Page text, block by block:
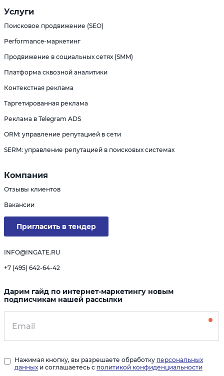
Услуги
Поисковое продвижение (SEO)
Performance-маркетинг
Продвижение в социальных сетях (SMM)
Платформа сквозной аналитики
Контекстная реклама
Таргетированная реклама
Реклама в Telegram ADS
ORM: управление репутацией в сети
SERM: управление репутацией в поисковых системах
Компания
Отзывы клиентов
Вакансии
Пригласить в тендер
INFO@INGATE.RU
+7 (495) 642-64-42
Дарим гайд по интернет-маркетингу новым
подписчикам нашей рассылки
Нажимая кнопку, вы разрешаете обработку персональных
данных и соглашаетесь с политикой конфиденциальности